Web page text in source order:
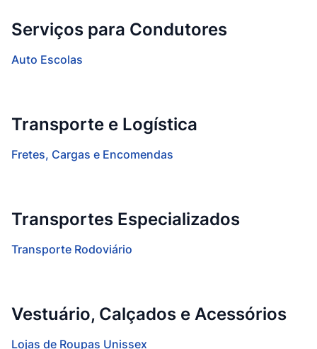
Serviços para Condutores
Auto Escolas
Transporte e Logística
Fretes, Cargas e Encomendas
Transportes Especializados
Transporte Rodoviário
Vestuário, Calçados e Acessórios
Lojas de Roupas Unissex